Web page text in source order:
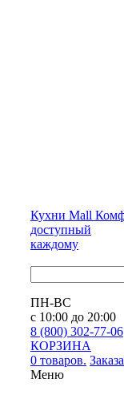
Кухни Mall
доступный
каждому
ПН-ВС
с 10:00 до 20:00
8 (800) 302-77-06
КОРЗИНА
0 товаров.
Меню